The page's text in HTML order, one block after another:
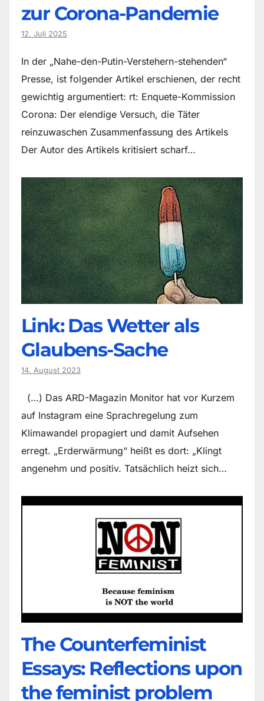
zur Corona-Pandemie
12. Juli 2025
In der „Nahe-den-Putin-Verstehern-stehenden“
Presse, ist folgender Artikel erschienen, der recht
gewichtig argumentiert: rt: Enquete-Kommission
Corona: Der elendige Versuch, die Täter
reinzuwaschen Zusammenfassung des Artikels
Der Autor des Artikels kritisiert scharf…
Link: Das Wetter als
Glaubens-Sache
14. August 2023
(…) Das ARD-Magazin Monitor hat vor Kurzem
auf Instagram eine Sprachregelung zum
Klimawandel propagiert und damit Aufsehen
erregt. „Erderwärmung“ heißt es dort: „Klingt
angenehm und positiv. Tatsächlich heizt sich…
The Counter­feminist
Essays: Reflections upon
the feminist problem